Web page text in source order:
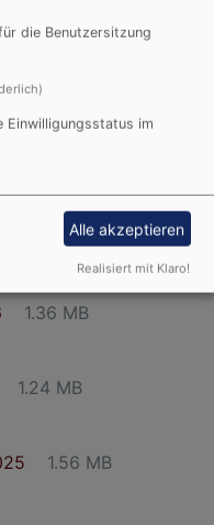
2026
KB
1.36 MB
1.24 MB
1.56 MB
die Benutzersitzung
Einwilligungsstatus im
Alle akzeptieren
Realisiert mit Klaro!